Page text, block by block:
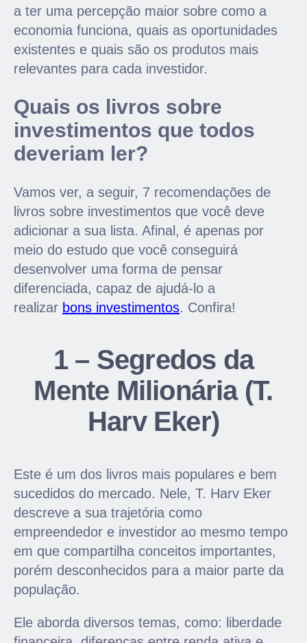
a ter uma percepção maior sobre como a
economia funciona, quais as oportunidades
existentes e quais são os produtos mais
relevantes para cada investidor.
Quais os livros sobre
investimentos que todos
deveriam ler?
Vamos ver, a seguir, 7 recomendações de
livros sobre investimentos que você deve
adicionar a sua lista. Afinal, é apenas por
meio do estudo que você conseguirá
desenvolver uma forma de pensar
diferenciada, capaz de ajudá-lo a
realizar bons investimentos. Confira!
1 – Segredos da
Mente Milionária (T.
Harv Eker)
Este é um dos livros mais populares e bem
sucedidos do mercado. Nele, T. Harv Eker
descreve a sua trajetória como
empreendedor e investidor ao mesmo tempo
em que compartilha conceitos importantes,
porém desconhecidos para a maior parte da
população.
Ele aborda diversos temas, como: liberdade